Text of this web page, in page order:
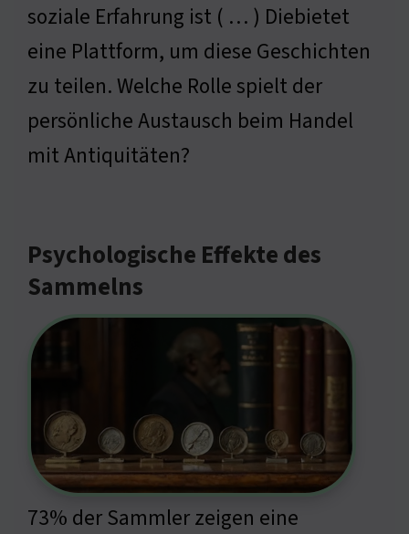
soziale Erfahrung ist ( … ) Diebietet
eine Plattform, um diese Geschichten
zu teilen. Welche Rolle spielt der
persönliche Austausch beim Handel
mit Antiquitäten?
Psychologische Effekte des
Sammelns
73% der Sammler zeigen eine